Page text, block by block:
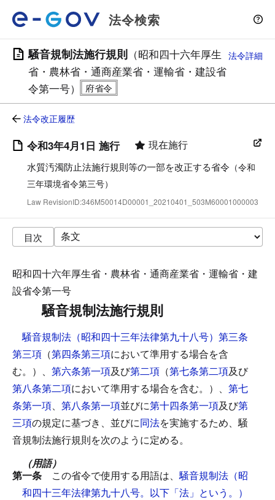
法令検索
騒音規制法施行規則 （昭和四十六年厚生
省・農林省・通商産業省・運輸省・建設省
令第一号）
法令詳細
法令改正履歴
令和3年4月1日 施行 現在施行
水質汚濁防止法施行規則等の一部を改正する省令 （令和
三年環境省令第三号）
Law RevisionID:346M50014D00001_20210401_503M60001000003
目次
昭和四十六年厚生省・農林省・通商産業省・運輸省・建
設省令第一号
騒音規制法施行規則
騒音規制法（昭和四十三年法律第九十八号）第三条
第三項 （第四条第三項において準用する場合を含
む。）、 第六条第一項及び第二項 （第七条第二項及び
第八条第二項において準用する場合を含む。）、 第七
条第一項、 第八条第一項並びに第十四条第一項及び第
三項の規定に基づき、並びに同法を実施するため、騒
音規制法施行規則を次のように定める。
（用語）
第一条 この省令で使用する用語は、騒音規制法（昭
和四十三年法律第九十八号。以下「法」という。）